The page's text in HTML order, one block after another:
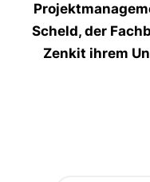
Scheld, der
Zenkit ihrem